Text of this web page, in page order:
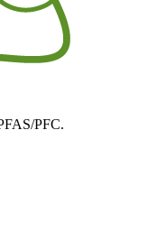
PFC.